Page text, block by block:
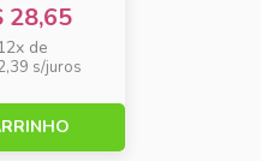
28,65
de
s/juros